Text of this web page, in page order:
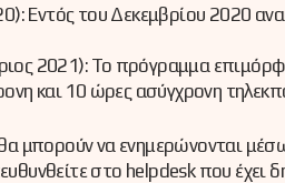
Εντός του Δεκεμβρίου 2020
2021): Το πρόγραμμα
και 10 ώρες ασύγχρονη
μπορούν να ενημερώνονται
στο helpdesk που έχει